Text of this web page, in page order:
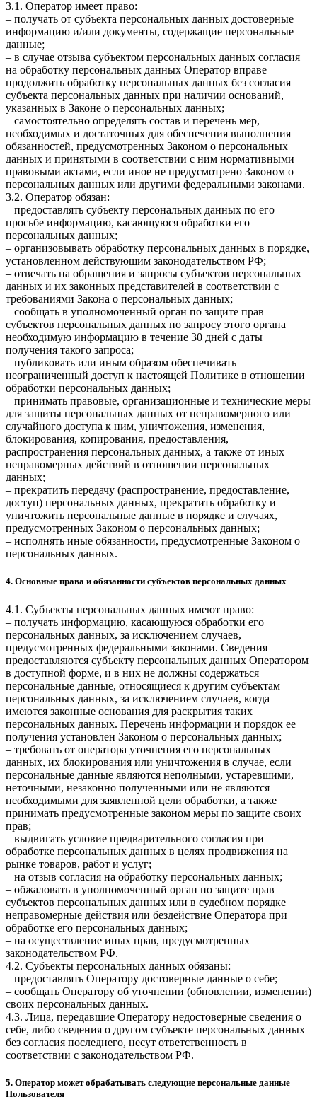
3.1. Оператор имеет право:
– получать от субъекта персональных данных достоверные
информацию и/или документы, содержащие персональные
данные;
– в случае отзыва субъектом персональных данных согласия
на обработку персональных данных Оператор вправе
продолжить обработку персональных данных без согласия
субъекта персональных данных при наличии оснований,
указанных в Законе о персональных данных;
– самостоятельно определять состав и перечень мер,
необходимых и достаточных для обеспечения выполнения
обязанностей, предусмотренных Законом о персональных
данных и принятыми в соответствии с ним нормативными
правовыми актами, если иное не предусмотрено Законом о
персональных данных или другими федеральными законами.
3.2. Оператор обязан:
– предоставлять субъекту персональных данных по его
просьбе информацию, касающуюся обработки его
персональных данных;
– организовывать обработку персональных данных в порядке,
установленном действующим законодательством РФ;
– отвечать на обращения и запросы субъектов персональных
данных и их законных представителей в соответствии с
требованиями Закона о персональных данных;
– сообщать в уполномоченный орган по защите прав
субъектов персональных данных по запросу этого органа
необходимую информацию в течение 30 дней с даты
получения такого запроса;
– публиковать или иным образом обеспечивать
неограниченный доступ к настоящей Политике в отношении
обработки персональных данных;
– принимать правовые, организационные и технические меры
для защиты персональных данных от неправомерного или
случайного доступа к ним, уничтожения, изменения,
блокирования, копирования, предоставления,
распространения персональных данных, а также от иных
неправомерных действий в отношении персональных
данных;
– прекратить передачу (распространение, предоставление,
доступ) персональных данных, прекратить обработку и
уничтожить персональные данные в порядке и случаях,
предусмотренных Законом о персональных данных;
– исполнять иные обязанности, предусмотренные Законом о
персональных данных.
4. Основные права и обязанности субъектов персональных данных
4.1. Субъекты персональных данных имеют право:
– получать информацию, касающуюся обработки его
персональных данных, за исключением случаев,
предусмотренных федеральными законами. Сведения
предоставляются субъекту персональных данных Оператором
в доступной форме, и в них не должны содержаться
персональные данные, относящиеся к другим субъектам
персональных данных, за исключением случаев, когда
имеются законные основания для раскрытия таких
персональных данных. Перечень информации и порядок ее
получения установлен Законом о персональных данных;
– требовать от оператора уточнения его персональных
данных, их блокирования или уничтожения в случае, если
персональные данные являются неполными, устаревшими,
неточными, незаконно полученными или не являются
необходимыми для заявленной цели обработки, а также
принимать предусмотренные законом меры по защите своих
прав;
– выдвигать условие предварительного согласия при
обработке персональных данных в целях продвижения на
рынке товаров, работ и услуг;
– на отзыв согласия на обработку персональных данных;
– обжаловать в уполномоченный орган по защите прав
субъектов персональных данных или в судебном порядке
неправомерные действия или бездействие Оператора при
обработке его персональных данных;
– на осуществление иных прав, предусмотренных
законодательством РФ.
4.2. Субъекты персональных данных обязаны:
– предоставлять Оператору достоверные данные о себе;
– сообщать Оператору об уточнении (обновлении, изменении)
своих персональных данных.
4.3. Лица, передавшие Оператору недостоверные сведения о
себе, либо сведения о другом субъекте персональных данных
без согласия последнего, несут ответственность в
соответствии с законодательством РФ.
5. Оператор может обрабатывать следующие персональные данные
Пользователя